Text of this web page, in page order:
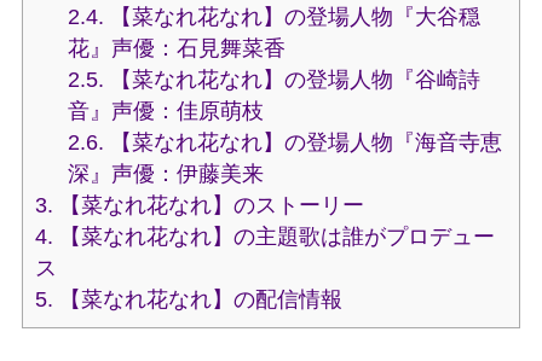
2.4. 【菜なれ花なれ】の登場人物『大谷穏
花』声優：石見舞菜香
2.5. 【菜なれ花なれ】の登場人物『谷崎詩
音』声優：佳原萌枝
2.6. 【菜なれ花なれ】の登場人物『海音寺恵
深』声優：伊藤美来
3. 【菜なれ花なれ】のストーリー
4. 【菜なれ花なれ】の主題歌は誰がプロデュー
ス
5. 【菜なれ花なれ】の配信情報